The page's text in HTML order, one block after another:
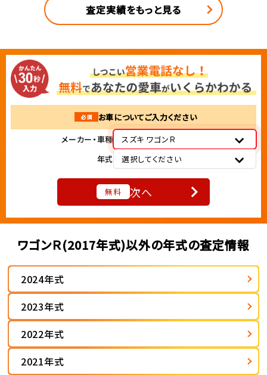
査定実績をもっと見る
必須
お車についてご入力ください
メーカー・車種
スズキ ワゴンＲ
年式
選択してください
無料 次へ
ワゴンＲ(2017年式)以外の年式の査定情報
2024年式
2023年式
2022年式
2021年式